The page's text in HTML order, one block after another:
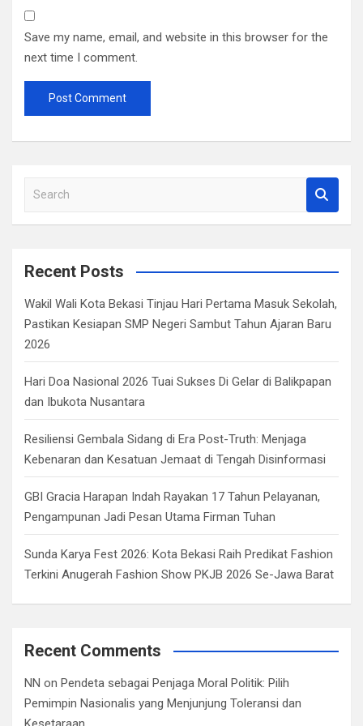
Save my name, email, and website in this browser for the
next time I comment.
a
c
Recent Posts
Wakil Wali Kota Bekasi Tinjau Hari Pertama Masuk Sekolah,
Pastikan Kesiapan SMP Negeri Sambut Tahun Ajaran Baru
2026
Hari Doa Nasional 2026 Tuai Sukses Di Gelar di Balikpapan
dan Ibukota Nusantara
Resiliensi Gembala Sidang di Era Post-Truth: Menjaga
Kebenaran dan Kesatuan Jemaat di Tengah Disinformasi
GBI Gracia Harapan Indah Rayakan 17 Tahun Pelayanan,
Pengampunan Jadi Pesan Utama Firman Tuhan
Sunda Karya Fest 2026: Kota Bekasi Raih Predikat Fashion
Terkini Anugerah Fashion Show PKJB 2026 Se-Jawa Barat
Recent Comments
NN on Pendeta sebagai Penjaga Moral Politik: Pilih
Pemimpin Nasionalis yang Menjunjung Toleransi dan